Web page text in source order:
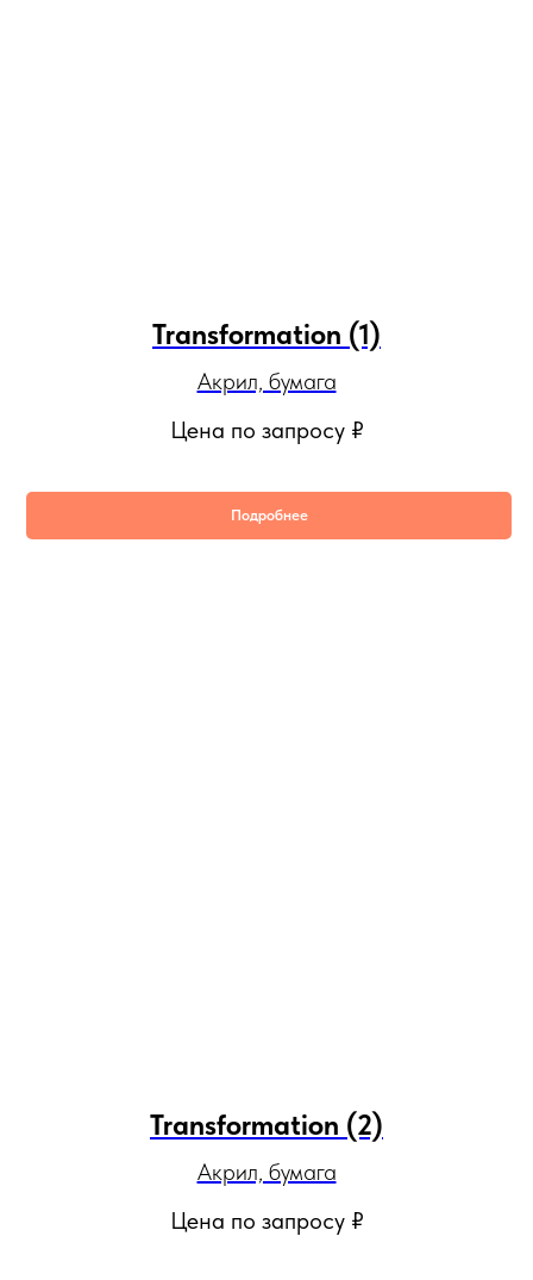
Transformation (1)
Акрил, бумага
Цена по запросу ₽
Подробнее
Transformation (2)
Акрил, бумага
Цена по запросу ₽